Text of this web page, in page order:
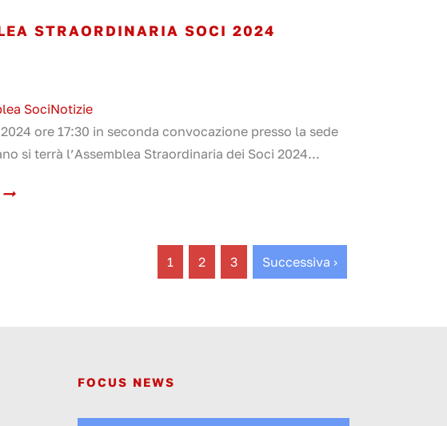
STRAORDINARIA SOCI 2024
SociNotizie
ore 17:30 in seconda convocazione presso la sede
si terrà l’Assemblea Straordinaria dei Soci 2024...
1 2 3 Successiva ›
FOCUS NEWS